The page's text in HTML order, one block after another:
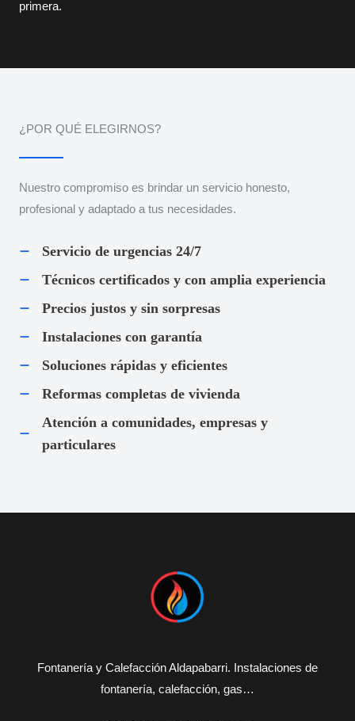
primera.
¿POR QUÉ ELEGIRNOS?
Nuestro compromiso es brindar un servicio honesto,
profesional y adaptado a tus necesidades.
Servicio de urgencias 24/7
Técnicos certificados y con amplia experiencia
Precios justos y sin sorpresas
Instalaciones con garantía
Soluciones rápidas y eficientes
Reformas completas de vivienda
Atención a comunidades, empresas y
particulares
Fontanería y Calefacción Aldapabarri. Instalaciones de
fontanería, calefacción, gas…